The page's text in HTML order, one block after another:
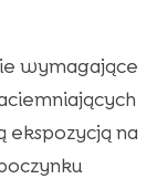
wymagające
ekspozycją na